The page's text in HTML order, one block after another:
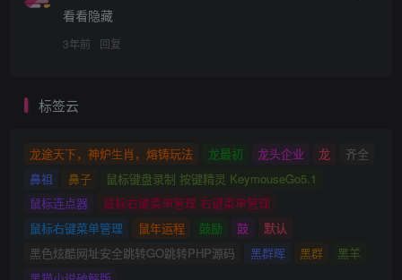
看看隐藏
3年前 回复
标签云
龙途天下，神炉生肖，熔铸玩法 龙最初 龙头企业 龙
齐全
鼻祖
鼻子
鼠标键盘录制 按键精灵 KeymouseGo5.1
鼠标连点器
鼠标右键菜单管理 右键菜单管理
鼠标右键菜单管理
鼠年运程 鼓励 鼓
默认
黑色炫酷网址安全跳转GO跳转PHP源码
黑群晖 黑群
黑羊